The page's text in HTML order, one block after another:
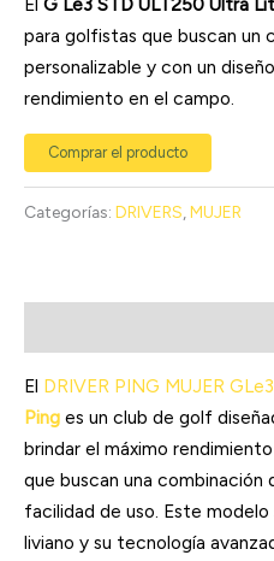
para golfistas que buscan un
personalizable y con un
rendimiento en el campo.
Comprar el producto
Categorías: DRIVERS,MUJER
El DRIVER PING MUJER GLe3
Ping es un club de golf
brindar el máximo
que buscan una
facilidad de uso. Este
liviano y su tecnología